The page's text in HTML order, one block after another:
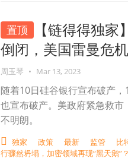
置顶
【链得得独
倒闭，美国雷曼危
周玉琴 • Mar 13, 2023
随着10日硅谷银行宣布破产
也宣布破产。美政府紧急救
不明朗。
独家 政策 最新 监管 比
行骤然坍塌，加密领域再现“黑天鹅”？